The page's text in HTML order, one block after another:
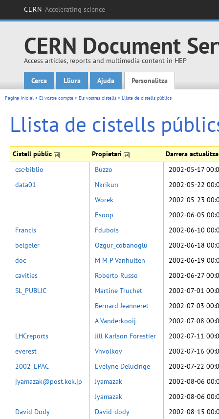
CERN Accelerating science
CERN Document
Access articles, reports and multimedia content in HEP
Main menu
Cerca Lliura Ajuda Personalitza
Pàgina inicial > El vostre compte > Els vostres cistells > Llista de cistells públics
Llista de cistells
Cistell públic Propietari Darrera
csc-biblio Buzzo
2002-05-17
data01
Nkrikun
2002-05-22
Worek
2002-05-23
Esoop
2002-06-05
Francis
Fdubois
2002-06-10
belgeler
Ozgur_cobanoglu
2002-06-18
doc
M M P Vanhulten
2002-06-19
cavities
Roberto Russo
2002-06-27
SL_PUBLIC
Martine Truchet
2002-07-01
Bernard Jeanneret
2002-07-03
A Vanderkooij
2002-07-08
LHCreports
Jill Karlson Forestier
2002-07-11
everest
Vnvolkov
2002-07-16
2002_EPAC
Evelyne Delucinge
2002-07-22
jyamazak@post.kek.jp
Jyamazak
2002-08-06
Jyamazak
2002-08-06
David Dody
David-dody
2002-08-15